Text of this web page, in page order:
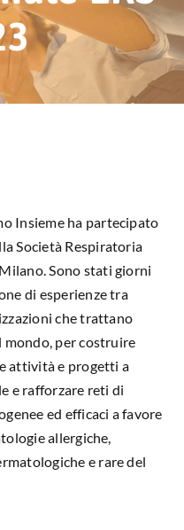
Insieme ha partecipato
Società Respiratoria
Sono stati giorni
di esperienze tra
che trattano
per costruire
attività e progetti a
e rafforzare reti di
ed efficaci a favore
allergiche,
e rare del